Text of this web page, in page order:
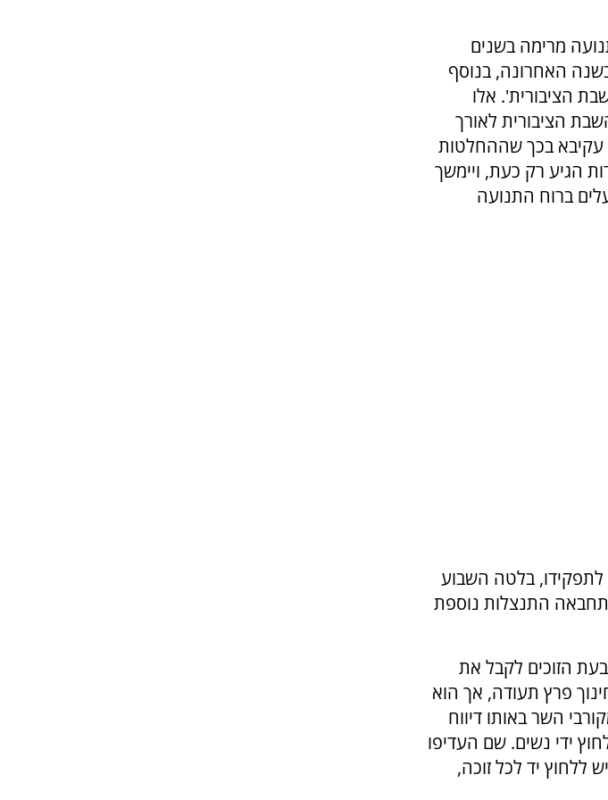
מרימה בשנים
האחרונה, בנוסף
הציבורית'. אלו
הציבורית לאורך
עקיבא בכך שההחלטות
הגיע רק כעת, ויימשך
ברוח התנועה
בלטה השבוע
התנצלות נוספת
הזוכים לקבל את
פרץ תעודה, אך הוא
השר באותו דיווח
ידי נשים. שם העדיפו
יד לכל זוכה,